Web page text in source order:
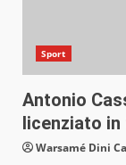
Sport
Antonio
licenziato
Warsamé Dini